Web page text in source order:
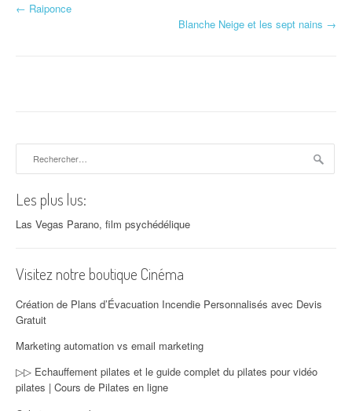
Navigation d'article
← Raiponce
Blanche Neige et les sept nains →
Les plus lus:
Las Vegas Parano, film psychédélique
Visitez notre boutique Cinéma
Création de Plans d’Évacuation Incendie Personnalisés avec Devis
Gratuit
Marketing automation vs email marketing
▷▷ Echauffement pilates et le guide complet du pilates pour vidéo
pilates | Cours de Pilates en ligne